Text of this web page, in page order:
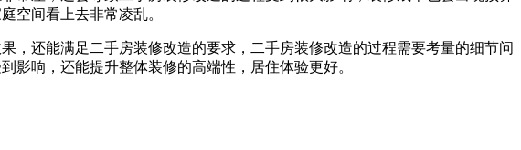
空间看上去非常凌乱。
，还能满足二手房装修改造的要求，二手房装修改造的过程需要考量的细节问
影响，还能提升整体装修的高端性，居住体验更好。